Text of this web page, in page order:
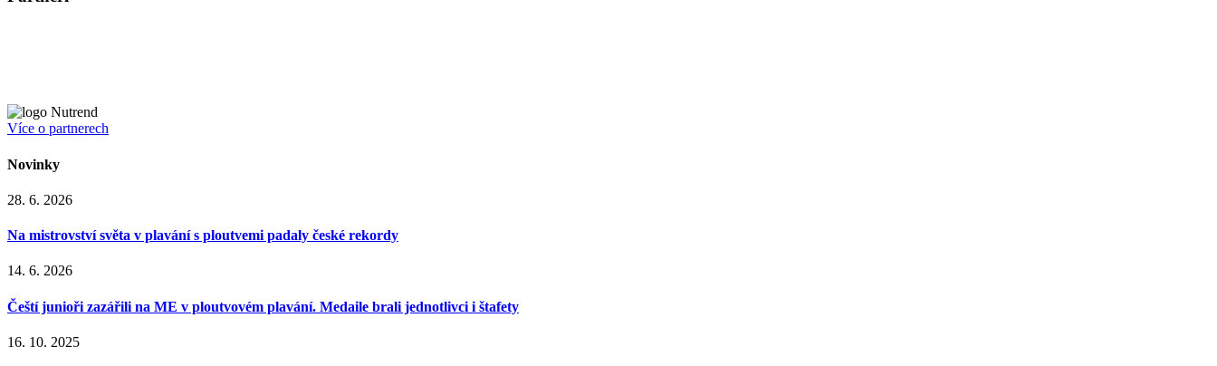
Více o partnerech
Novinky
28. 6. 2026
Na mistrovství světa v plavání s ploutvemi padaly české rekordy
14. 6. 2026
Čeští junioři zazářili na ME v ploutvovém plavání. Medaile brali jednotlivci i štafety
16. 10. 2025